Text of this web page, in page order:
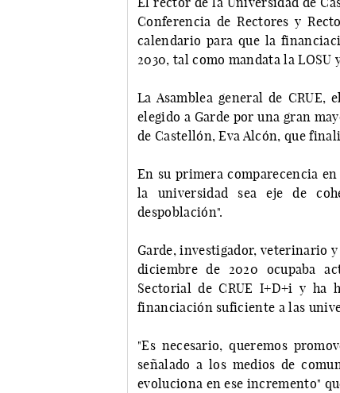
Conferencia de Rectores y
calendario para que la
2030, tal como mandata la
La Asamblea general de
elegido a Garde por una gran
de Castellón, Eva Alcón, que
En su primera comparecencia
la universidad sea eje de
despoblación".
Garde, investigador, veterinario
diciembre de 2020 ocupaba
Sectorial de CRUE I+D+i y ha
financiación suficiente a las
"Es necesario, queremos
señalado a los medios de
evoluciona en ese incremento"